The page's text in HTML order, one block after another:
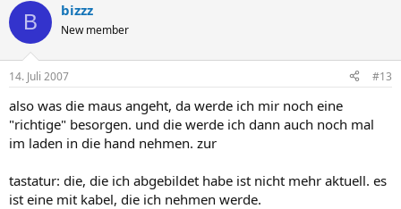
B bizzz
New member
14. Juli 2007 #13
also was die maus angeht, da werde ich mir noch eine
"richtige" besorgen. und die werde ich dann auch noch mal
im laden in die hand nehmen. zur
tastatur: die, die ich abgebildet habe ist nicht mehr aktuell. es
ist eine mit kabel, die ich nehmen werde.